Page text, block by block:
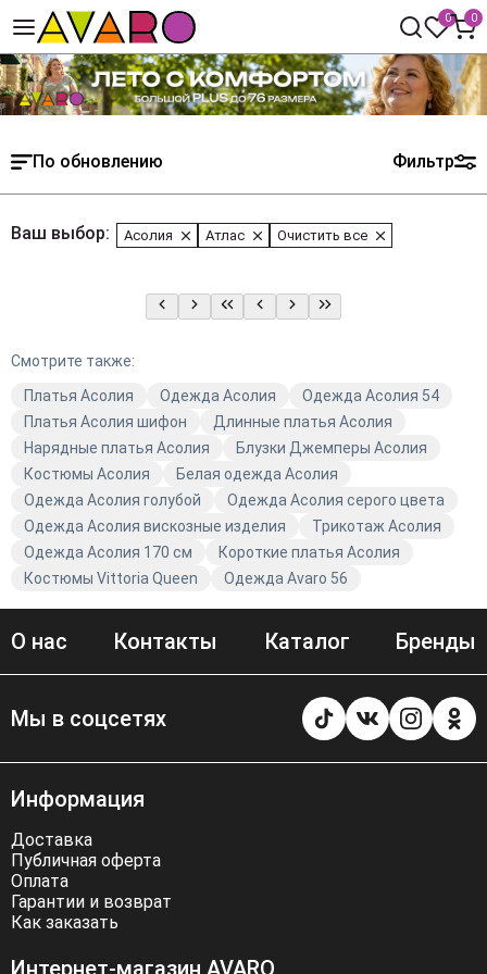
0 0
По обновлению Фильтр
Ваш выбор: Асолия Атлас Очистить все
Смотрите также:
Платья Асолия
Одежда Асолия
Одежда Асолия 54
Платья Асолия шифон
Длинные платья Асолия
Нарядные платья Асолия
Блузки Джемперы Асолия
Костюмы Асолия
Белая одежда Асолия
Одежда Асолия голубой
Одежда Асолия серого цвета
Одежда Асолия вискозные изделия
Трикотаж Асолия
Одежда Асолия 170 см
Короткие платья Асолия
Костюмы Vittoria Queen
Одежда Avaro 56
О нас Контакты Каталог Бренды
Мы в соцсетях
Информация
Доставка
Публичная оферта
Оплата
Гарантии и возврат
Как заказать